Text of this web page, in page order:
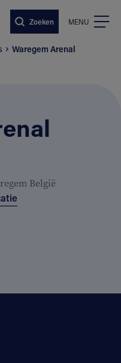
Zoeken MENU
Waregem Arenal
België